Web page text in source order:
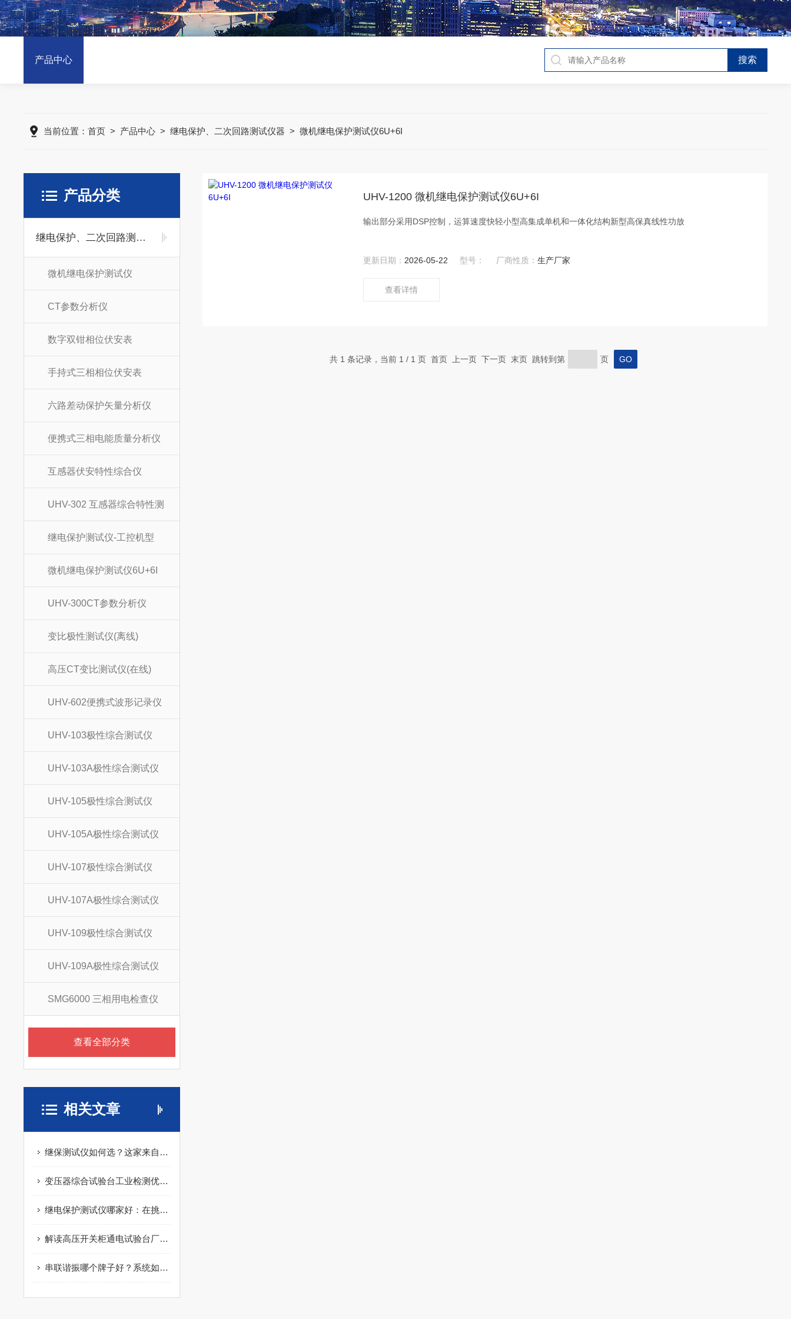
产品中心
当前位置：首页 > 产品中心 >继电保护、二次回路测试仪器 >微机继电保护测试仪6U+6I
产品分类
继电保护、二次回路测试仪器
微机继电保护测试仪
CT参数分析仪
数字双钳相位伏安表
手持式三相相位伏安表
六路差动保护矢量分析仪
便携式三相电能质量分析仪
互感器伏安特性综合仪
UHV-302 互感器综合特性测
继电保护测试仪-工控机型
微机继电保护测试仪6U+6I
UHV-300CT参数分析仪
变比极性测试仪(离线)
高压CT变比测试仪(在线)
UHV-602便携式波形记录仪
UHV-103极性综合测试仪
UHV-103A极性综合测试仪
UHV-105极性综合测试仪
UHV-105A极性综合测试仪
UHV-107极性综合测试仪
UHV-107A极性综合测试仪
UHV-109极性综合测试仪
UHV-109A极性综合测试仪
SMG6000 三相用电检查仪
查看全部分类
相关文章
继保测试仪如何选？这家来自武汉的企业正被越来越多电力单位关注
变压器综合试验台工业检测优势，厂家排名选型依据
继电保护测试仪哪家好：在挑选测试仪时，可以关注哪些技术与服务细节？
解读高压开关柜通电试验台厂家排名：武汉特高压的集成化测试实践
串联谐振哪个牌子好？系统如何实现大容量耐压的轻量化与高效化
UHV-1200 微机继电保护测试仪6U+6I
输出部分采用DSP控制，运算速度快轻小型高集成单机和一体化结构新型高保真线性功放
更新日期： 2026-05-22 型号： 厂商性质：生产厂家
查看详情
共 1 条记录，当前 1 / 1 页 首页 上一页 下一页 末页 跳转到第 页